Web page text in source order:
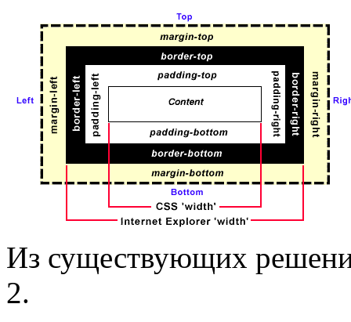
Из существующих
2.